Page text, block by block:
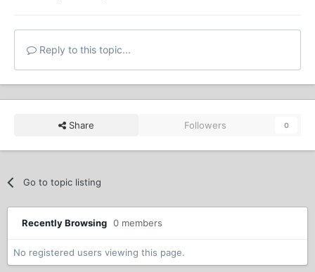
Reply to this topic...
Share Followers 0
Go to topic listing
Recently Browsing 0 members
No registered users viewing this page.